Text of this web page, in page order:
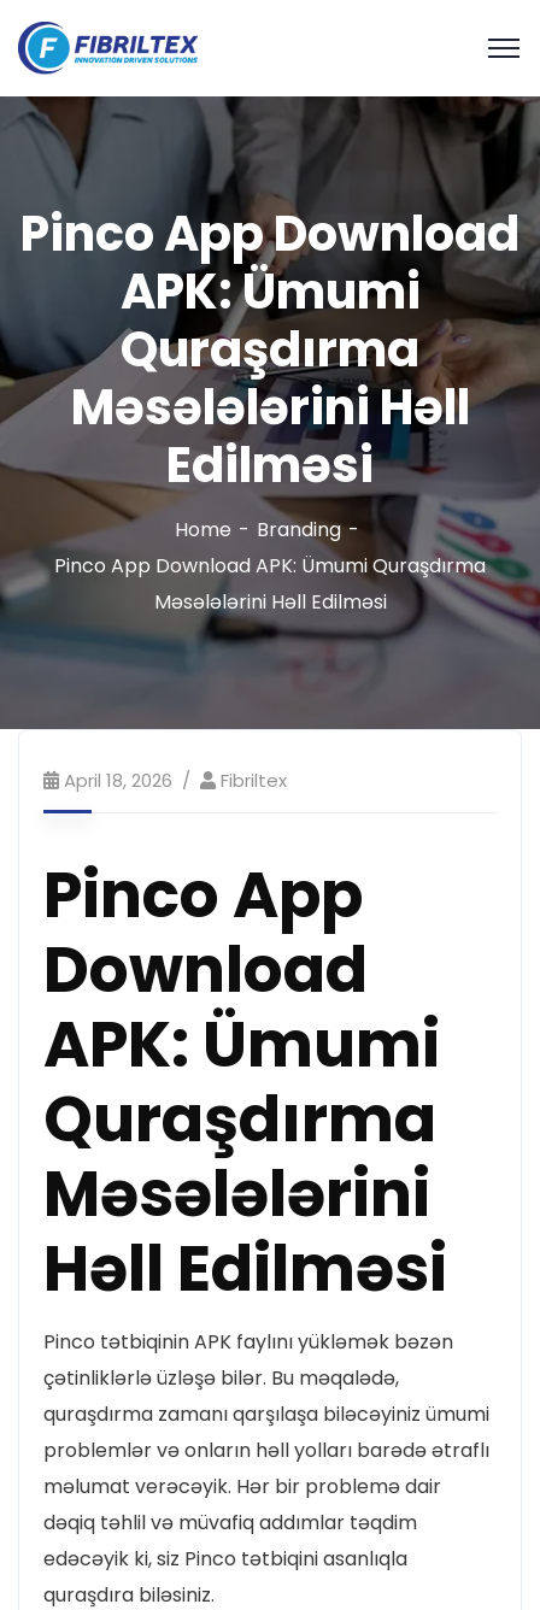
Pinco App Download
APK: Ümumi
Quraşdırma
Məsələlərini Həll
Edilməsi
Home
Branding
Pinco App Download APK: Ümumi Quraşdırma
Məsələlərini Həll Edilməsi
April 18, 2026 Fibriltex
Pinco App
Download
APK: Ümumi
Quraşdırma
Məsələlərini
Həll Edilməsi
Pinco tətbiqinin APK faylını yükləmək bəzən
çətinliklərlə üzləşə bilər. Bu məqalədə,
quraşdırma zamanı qarşılaşa biləcəyiniz ümumi
problemlər və onların həll yolları barədə ətraflı
məlumat verəcəyik. Hər bir problemə dair
dəqiq təhlil və müvafiq addımlar təqdim
edəcəyik ki, siz Pinco tətbiqini asanlıqla
quraşdıra biləsiniz.